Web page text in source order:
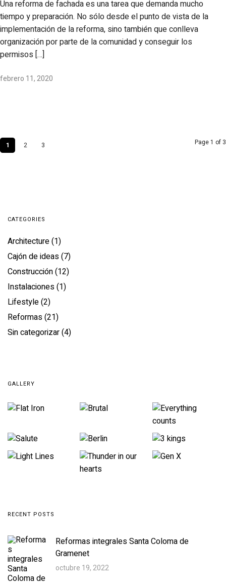
Una reforma de fachada es una tarea que demanda mucho
tiempo y preparación. No sólo desde el punto de vista de la
implementación de la reforma, sino también que conlleva
organización por parte de la comunidad y conseguir los
permisos […]
febrero 11, 2020
1 2 3 Page 1 of 3
CATEGORIES
Architecture(1)
Cajón de ideas(7)
Construcción(12)
Instalaciones(1)
Lifestyle(2)
Reformas(21)
Sin categorizar(4)
GALLERY
RECENT POSTS
Reformas integrales Santa Coloma de
Gramenet
octubre 19, 2022